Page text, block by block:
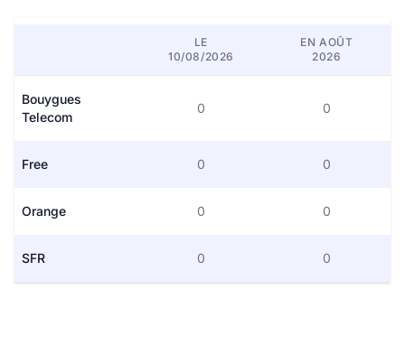
LE
10/08/2026
EN AOÛT
2026
Bouygues
Telecom
0 0
Free 0 0
Orange 0 0
SFR 0 0